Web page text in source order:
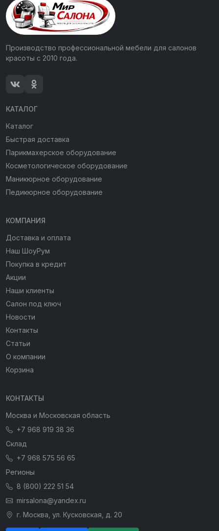
Производство профессиональной мебели для салонов
красоты с 2010 года.
КАТАЛОГ
Каталог
Быстрая доставка
Парикмахерское оборудование
Косметологическое оборудование
Маникюрное оборудование
Педикюрное оборудование
КОМПАНИЯ
Доставка и оплата
Наш ШоуРум
Покупка в кредит
Акции
Наши клиенты
Салон под ключ
Новости
Контакты
Статьи
О компании
Корзина
КОНТАКТЫ
Москва и Московская область
+7 968 919 38 36
Склад
+7 968 575 56 65
Регионы
8 (800) 222 51 54
mirsalona@yandex.ru
г. Москва, ул. Кусковская, д. 20